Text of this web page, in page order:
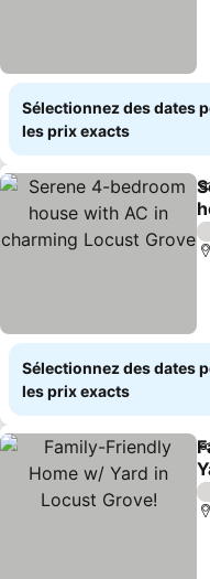
Sélectionnez des dates
les prix exacts
Sélectionnez des dates
les prix exacts